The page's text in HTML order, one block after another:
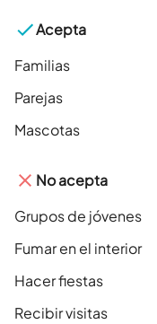
Acepta
Familias
Parejas
Mascotas
No acepta
Grupos de jóvenes
Fumar en el interior
Hacer fiestas
Recibir visitas